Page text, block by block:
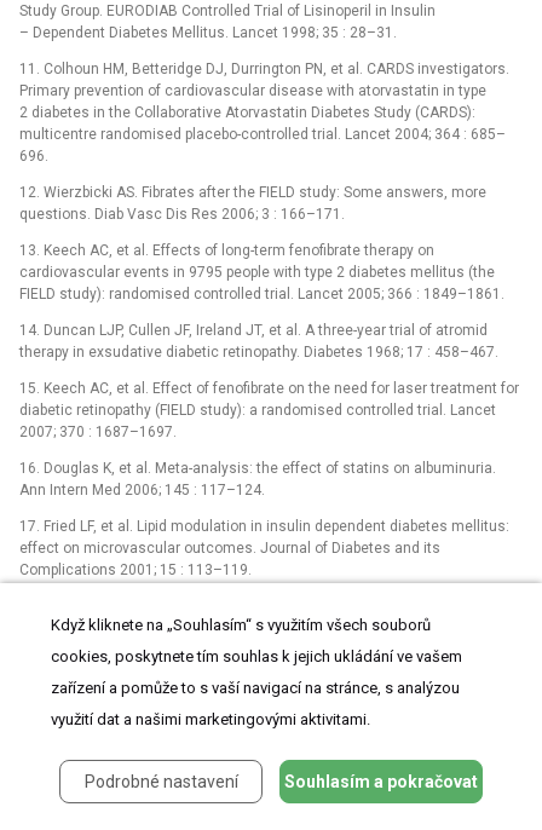
Study Group. EURODIAB Controlled Trial of Lisinoperil in Insulin
–⁠ Dependent Diabetes Mellitus. Lancet 1998; 35 : 28–31.
11. Colhoun HM, Betteridge DJ, Durrington PN, et al. CARDS investigators.
Primary prevention of cardiovascular disease with atorvastatin in type
2 diabetes in the Collaborative Atorvastatin Diabetes Study (CARDS):
multicentre randomised placebo-controlled trial. Lancet 2004; 364 : 685–
696.
12. Wierzbicki AS. Fibrates after the FIELD study: Some answers, more
questions. Diab Vasc Dis Res 2006; 3 : 166–171.
13. Keech AC, et al. Effects of long-term fenofibrate therapy on
cardiovascular events in 9795 people with type 2 diabetes mellitus (the
FIELD study): randomised controlled trial. Lancet 2005; 366 : 1849–1861.
14. Duncan LJP, Cullen JF, Ireland JT, et al. A three-year trial of atromid
therapy in exsudative diabetic retinopathy. Diabetes 1968; 17 : 458–467.
15. Keech AC, et al. Effect of fenofibrate on the need for laser treatment for
diabetic retinopathy (FIELD study): a randomised controlled trial. Lancet
2007; 370 : 1687–1697.
16. Douglas K, et al. Meta-analysis: the effect of statins on albuminuria.
Ann Intern Med 2006; 145 : 117–124.
17. Fried LF, et al. Lipid modulation in insulin dependent diabetes mellitus:
effect on microvascular outcomes. Journal of Diabetes and its
Complications 2001; 15 : 113–119.
recurrence of preretinal and vitreous haemorrhage in diabetic eye disease?
Eye 2004; 18 : 821–825.
19. Colman P, Rajamani K, Li L-P, et al. Benefits of long-term fenofibrate
behalf of the FIELD study investigators, c/o NHMRC Clinical Trials Centre,
Sydney,Australia.http://www.fieldstudy.info/investigators/
Když kliknete na „Souhlasím“ s využitím všech souborů
cookies, poskytnete tím souhlas k jejich ukládání ve vašem
zařízení a pomůže to s vaší navigací na stránce, s analýzou
využití dat a našimi marketingovými aktivitami.
Podrobné nastavení Souhlasím a pokračovat